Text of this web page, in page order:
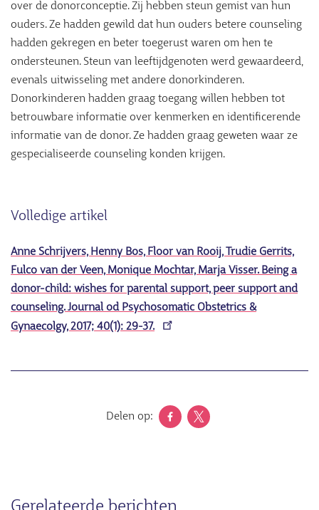
over de donorconceptie. Zij hebben steun gemist van hun
ouders. Ze hadden gewild dat hun ouders betere counseling
hadden gekregen en beter toegerust waren om hen te
ondersteunen. Steun van leeftijdgenoten werd gewaardeerd,
evenals uitwisseling met andere donorkinderen.
Donorkinderen hadden graag toegang willen hebben tot
betrouwbare informatie over kenmerken en identificerende
informatie van de donor. Ze hadden graag geweten waar ze
gespecialiseerde counseling konden krijgen.
Volledige artikel
Anne Schrijvers, Henny Bos, Floor van Rooij, Trudie Gerrits,
Fulco van der Veen, Monique Mochtar, Marja Visser. Being a
donor-child: wishes for parental support, peer support and
counseling.Journal od Psychosomatic Obstetrics &
Gynaecolgy, 2017; 40(1): 29-37.
Delen op: